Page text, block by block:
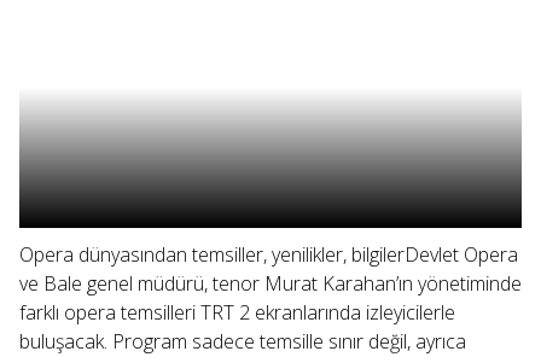
Opera dünyasından temsiller, yenilikler, bilgilerDevlet Opera
ve Bale genel müdürü, tenor Murat Karahan’ın yönetiminde
farklı opera temsilleri TRT 2 ekranlarında izleyicilerle
buluşacak. Program sadece temsille sınır değil, ayrıca